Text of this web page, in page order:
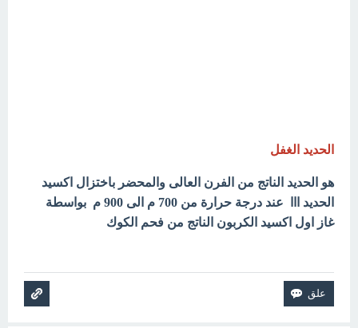
الحديد الغفل
هو الحديد الناتج من الفرن العالى والمحضر باختزال اكسيد
الحديد ااا عند درجة حرارة من 700 م الى 900 م بواسطة
غاز اول اكسيد الكربون الناتج من فحم الكوك